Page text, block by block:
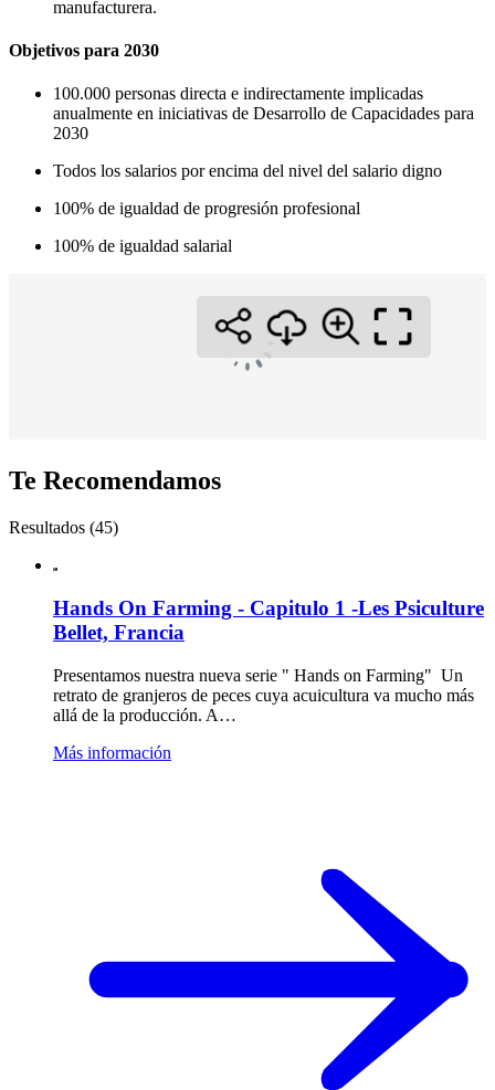
manufacturera.
Objetivos para 2030
100.000 personas directa e indirectamente implicadas
anualmente en iniciativas de Desarrollo de Capacidades para
2030
Todos los salarios por encima del nivel del salario digno
100% de igualdad de progresión profesional
100% de igualdad salarial
Te Recomendamos
Resultados (45)
Hands On Farming - Capitulo 1 -Les Psiculture
Bellet, Francia
Presentamos nuestra nueva serie " Hands on Farming" Un
retrato de granjeros de peces cuya acuicultura va mucho más
allá de la producción. A…
Más información